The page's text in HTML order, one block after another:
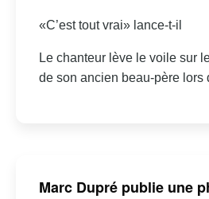
«C’est tout vrai» lance-t-il
Le chanteur lève le voile sur
de son ancien beau-père lors
Marc Dupré publie une